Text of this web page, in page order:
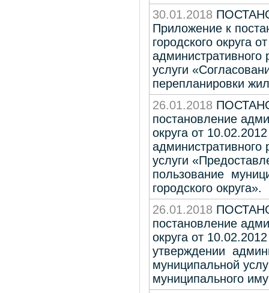
30.01.2018
Приложение к
городского округа
административного
услуги
перепланировки
26.01.2018
постановление
округа от
административного
услуги
пользование
городского округа».
26.01.2018
постановление
округа от
утверждении
муниципальной
муниципального